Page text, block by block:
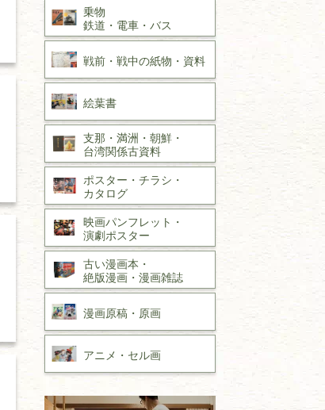
乗物
鉄道・ 電車・ バス
戦前・戦中の紙物・資料
絵葉書
支那・満洲・朝鮮・
台湾関係古資料
ポスター・チラシ・
カタログ
映画パンフレット・
演劇ポスター
古い漫画本・
絶版漫画・漫画雑誌
漫画原稿・ 原画
アニメ・ セル画